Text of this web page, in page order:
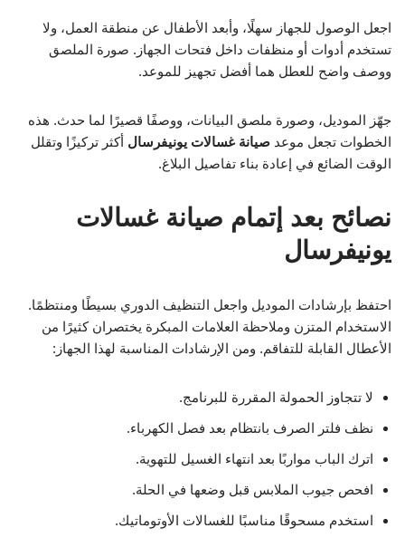
اجعل الوصول للجهاز سهلًا، وأبعد الأطفال عن منطقة العمل، ولا
تستخدم أدوات أو منظفات داخل فتحات الجهاز. صورة الملصق
ووصف واضح للعطل هما أفضل تجهيز للموعد.
جهّز الموديل، وصورة ملصق البيانات، ووصفًا قصيرًا لما حدث. هذه
الخطوات تجعل موعد صيانة غسالات يونيفرسال أكثر تركيزًا وتقلل
الوقت الضائع في إعادة بناء تفاصيل البلاغ.
نصائح بعد إتمام صيانة غسالات
يونيفرسال
احتفظ بإرشادات الموديل واجعل التنظيف الدوري بسيطًا ومنتظمًا.
الاستخدام المتزن وملاحظة العلامات المبكرة يختصران كثيرًا من
الأعطال القابلة للتفاقم. ومن الإرشادات المناسبة لهذا الجهاز:
لا تتجاوز الحمولة المقررة للبرنامج.
نظف فلتر الصرف بانتظام بعد فصل الكهرباء.
اترك الباب مواربًا بعد انتهاء الغسيل للتهوية.
افحص جيوب الملابس قبل وضعها في الحلة.
استخدم مسحوقًا مناسبًا للغسالات الأوتوماتيك.